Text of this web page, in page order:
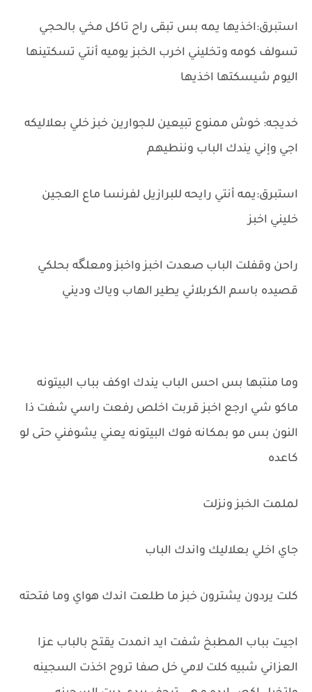
استبرق:اخذيها يمه بس تبقى راح تاكل مخي بالحجي
تسولف كومه وتخليني اخرب الخبز يوميه أنتي تسكتينها
اليوم شيسكتها اخذيها
خديجه: خوش ممنوع تبيعين للجوارين خبز خلي بعلاليكه
اجي وإني يندك الباب وننطيهم
استبرق:يمه أنتي رايحه للبرازيل لفرنسا ماع العجين
خليني اخبز
راحن وقفلت الباب صعدت اخبز واخبز ومعلگه بحلكي
قصيده باسم الكربلائي يطير الهاب وياك وديني
وما منتبها بس احس الباب يندك اوكف بباب البيتونه
ماكو شي ارجع اخبز قربت اخلص رفعت راسي شفت ذا
النون بس مو بمكانه فوك البيتونه يعني يشوفني حتى لو
كاعده
لملمت الخبز ونزلت
جاي اخلي بعلاليك واندك الباب
كلت يردون يشترون خبز ما طلعت اندك هواي وما فتحته
اجيت بباب المطبخ شفت ايد انمدت يقتح بالباب عزا
العزاني شبيه كلت لامي خل صفا تروح اخذت السجينه